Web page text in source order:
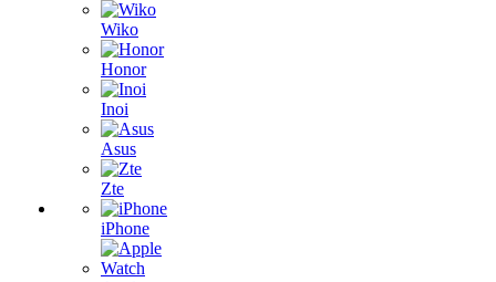
Wiko
Honor
Inoi
Asus
Zte
iPhone